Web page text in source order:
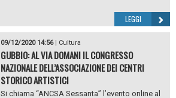
LEGGI
09/12/2020 14:56| Cultura
GUBBIO: AL VIA DOMANI IL CONGRESSO
NAZIONALE DELL’ASSOCIAZIONE DEI CENTRI
STORICO ARTISTICI
Si chiama “ANCSA Sessanta” l’evento online al